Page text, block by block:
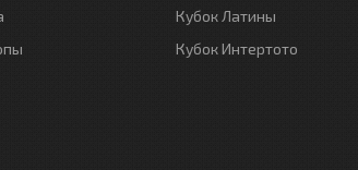
Кубок Латины
Кубок Интертото